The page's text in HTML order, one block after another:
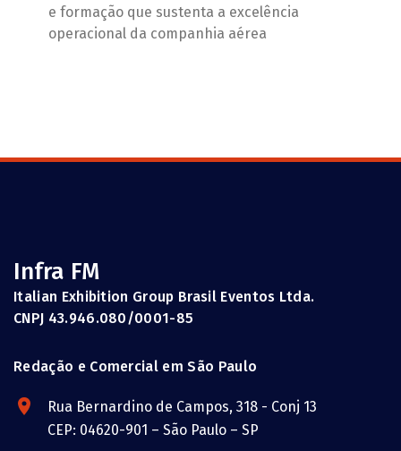
e formação que sustenta a excelência
operacional da companhia aérea
Infra FM
Italian Exhibition Group Brasil Eventos Ltda.
CNPJ 43.946.080/0001-85
Redação e Comercial em São Paulo
Rua Bernardino de Campos, 318 - Conj 13
CEP: 04620-901 – São Paulo – SP